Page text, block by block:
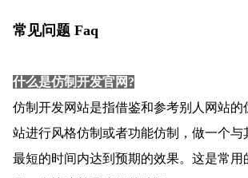
常见问题 Faq
什么是仿制开发官网?
仿制开发网站是指借鉴和参考别人网站的
站进行风格仿制或者功能仿制，做一个与
最短的时间内达到预期的效果。这是常用